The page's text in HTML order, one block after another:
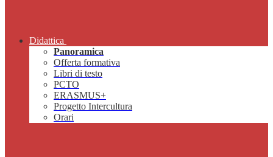
Didattica
Panoramica
Offerta formativa
Libri di testo
PCTO
ERASMUS+
Progetto Intercultura
Orari